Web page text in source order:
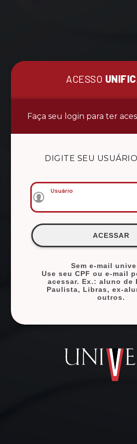
ACESSO
Faça seu login para ter
DIGITE SEU USUÁRIO
Usuário
ACESSAR
Sem e‑mail
Use seu CPF ou e-mail
acessar. Ex.: aluno de Disciplina
Paulista, Libras,
outros.